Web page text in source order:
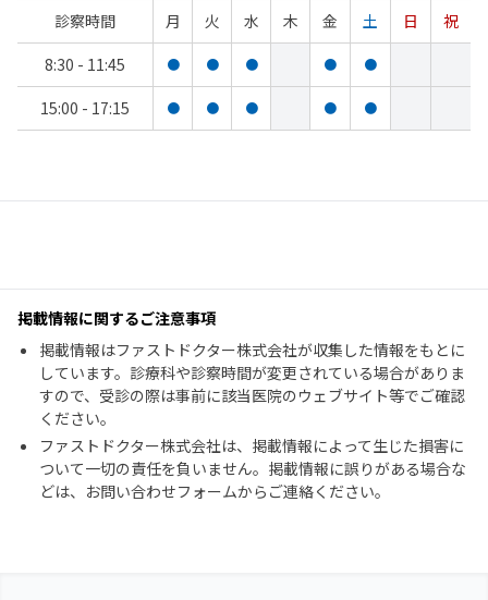
診察時間 月 火 水 木 金 土 日
祝
8:30 - 11:45
● ● ● ● ●
15:00 - 17:15 ● ● ● ● ●
掲載情報に関するご注意事項
掲載情報はファストドクター株式会社が収集した情報をもとに
しています。診療科や診察時間が変更されている場合がありま
すので、受診の際は事前に該当医院のウェブサイト等でご確認
ください。
ファストドクター株式会社は、掲載情報によって生じた損害に
ついて一切の責任を負いません。掲載情報に誤りがある場合な
どは、お問い合わせフォームからご連絡ください。